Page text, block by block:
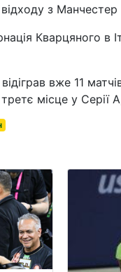
відходу з
Кварцяного в
вже 11
місце у Серії